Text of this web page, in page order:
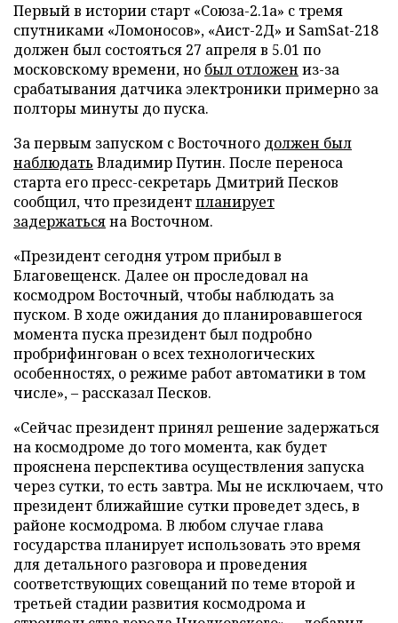
Первый в истории старт «Союза-2.1а» с тремя
спутниками «Ломоносов», «Аист-2Д» и SamSat-218
должен был состояться 27 апреля в 5.01 по
московскому времени, но был отложен из-за
срабатывания датчика электроники примерно за
полторы минуты до пуска.
За первым запуском с Восточного должен был
наблюдать Владимир Путин. После переноса
старта его пресс-секретарь Дмитрий Песков
сообщил, что президентпланирует
задержатьсяна Восточном.
«Президент сегодня утром прибыл в
Благовещенск. Далее он проследовал на
космодром Восточный, чтобы наблюдать за
пуском. В ходе ожидания до планировавшегося
момента пуска президент был подробно
пробрифингован о всех технологических
особенностях, о режиме работ автоматики в том
числе», – рассказал Песков.
«Сейчас президент принял решение задержаться
на космодроме до того момента, как будет
прояснена перспектива осуществления запуска
через сутки, то есть завтра. Мы не исключаем, что
президент ближайшие сутки проведет здесь, в
районе космодрома. В любом случае глава
государства планирует использовать это время
для детального разговора и проведения
соответствующих совещаний по теме второй и
третьей стадии развития космодрома и